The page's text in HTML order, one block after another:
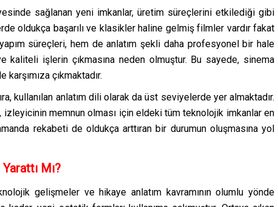
sağlanan yeni imkanlar, üretim süreçlerini etkilediği gibi
oldukça başarılı ve klasikler haline gelmiş filmler vardır fakat
süreçleri, hem de anlatım şekli daha profesyonel bir hale
işlerin çıkmasına neden olmuştur. Bu sayede, sinema
çıkmaktadır.
kullanılan anlatım dili olarak da üst seviyelerde yer almaktadır.
izleyicinin memnun olması için eldeki tüm teknolojik imkanlar en
rekabeti de oldukça arttıran bir durumun oluşmasına yol
Mı?
gelişmeler ve hikaye anlatım kavramının olumlu yönde